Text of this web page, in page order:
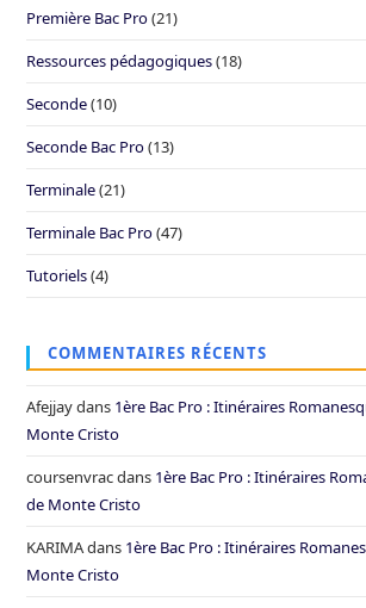
Première Bac Pro(21)
Ressources pédagogiques(18)
Seconde(10)
Seconde Bac Pro(13)
Terminale(21)
Terminale Bac Pro(47)
Tutoriels(4)
COMMENTAIRES RÉCENTS
Afejjaydans 1ère Bac Pro : Itinéraires
Monte Cristo
coursenvracdans 1ère Bac Pro : Itinéraires
de Monte Cristo
KARIMAdans 1ère Bac Pro : Itinéraires
Monte Cristo